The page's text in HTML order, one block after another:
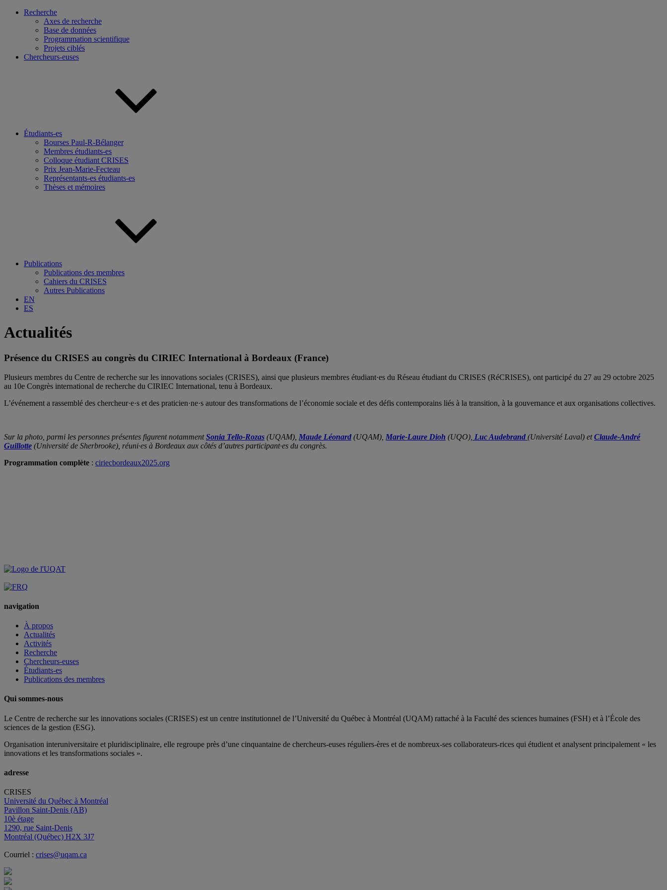
Recherche
Axes de recherche
Base de données
Programmation scientifique
Projets ciblés
Chercheurs-euses
Étudiants-es
Bourses Paul-R-Bélanger
Membres étudiants-es
Colloque étudiant CRISES
Prix Jean-Marie-Fecteau
Représentants-es étudiants-es
Thèses et mémoires
Publications
Publications des membres
Cahiers du CRISES
Autres Publications
EN
ES
Actualités
Présence du CRISES au congrès du CIRIEC International à Bordeaux (France)
Plusieurs membres du Centre de recherche sur les innovations sociales (CRISES), ainsi que plusieurs membres étudiant·es du Réseau étudiant du CRISES (RéCRISES), ont participé du 27 au 29 octobre 2025
au 10e Congrès international de recherche du CIRIEC International, tenu à Bordeaux.
L’événement a rassemblé des chercheur·e·s et des praticien·ne·s autour des transformations de l’économie sociale et des défis contemporains liés à la transition, à la gouvernance et aux organisations collectives.
Sur la photo, parmi les personnes présentes figurent notammentSonia Tello-Rozas (UQAM), Maude Léonard (UQAM), Marie-Laure Dioh (UQO), Luc Audebrand (Université Laval) etClaude-André
Guillotte (Université de Sherbrooke), réuni·es à Bordeaux aux côtés d’autres participant·es du congrès.
Programmation complète : ciriecbordeaux2025.org
navigation
À propos
Actualités
Activités
Recherche
Chercheurs-euses
Étudiants-es
Publications des membres
Qui sommes-nous
Le Centre de recherche sur les innovations sociales (CRISES) est un centre institutionnel de l’Université du Québec à Montréal (UQAM) rattaché à la Faculté des sciences humaines (FSH) et à l’École des
sciences de la gestion (ESG).
Organisation interuniversitaire et pluridisciplinaire, elle regroupe près d’une cinquantaine de chercheurs-euses réguliers-ères et de nombreux-ses collaborateurs-rices qui étudient et analysent principalement « les
innovations et les transformations sociales ».
adresse
CRISES
Université du Québec à Montréal
Pavillon Saint-Denis (AB)
10è étage
1290, rue Saint-Denis
Montréal (Québec) H2X 3J7
Courriel : crises@uqam.ca